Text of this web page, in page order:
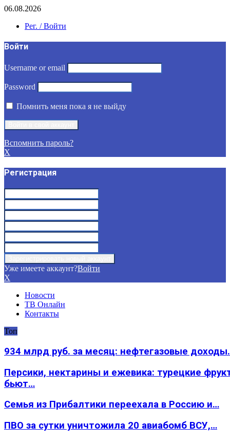
06.08.2026
Рег. / Войти
Войти
Username or email
Password
Помнить меня пока я не выйду
Вспомнить пароль?
X
Регистрация
Уже имеете аккаунт?Войти
X
Новости
ТВ Онлайн
Контакты
Топ
934 млрд руб. за месяц: нефтегазовые
Персики, нектарины и ежевика: турецкие
бьют…
Семья из Прибалтики переехала в Россию и…
ПВО за сутки уничтожила 20 авиабомб ВСУ,…